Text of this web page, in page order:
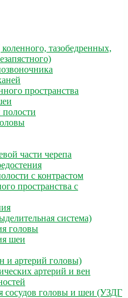
тазобедренных,
пространства
части черепа
с контрастом
пространства с
система)
головы
шеи
артерий головы)
артерий и вен
сосудов головы и шеи (УЗДГ